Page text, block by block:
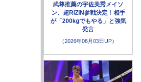
武尊推薦の宇佐美秀メイソ
ン、超RIZIN参戦決定！相手
が「200kgでもやる」と強気
発言
（2026年08月03日UP）